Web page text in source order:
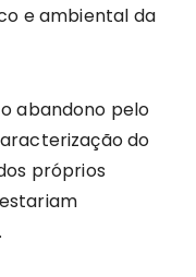
e ambiental da
abandono pelo
do
próprios